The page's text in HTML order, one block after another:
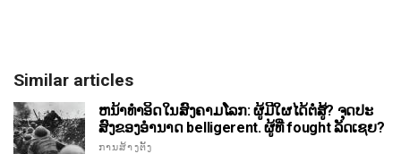
Similar articles
ຫນ້າທໍາອິດໃນສົງຄາມໂລກ: ຜູ້ມີໃຜໄດ້ຕໍ່ສູ້? ຈຸດປະ
ສົງຂອງອໍານາດ belligerent. ຜູ້ທີ່ fought ລັດເຊຍ?
ການສ້າງຕັ້ງ